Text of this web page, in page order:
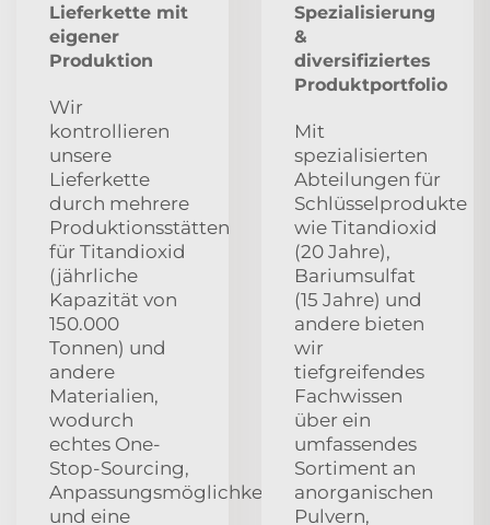
Lieferkette mit
eigener
Produktion
Wir
kontrollieren
unsere
Lieferkette
durch mehrere
Produktionsstätten
für Titandioxid
(jährliche
Kapazität von
150.000
Tonnen) und
andere
Materialien,
wodurch
echtes One-
Stop-Sourcing,
Anpassungsmöglichkeiten
und eine
Spezialisierung
&
diversifiziertes
Produktportfolio
Mit
spezialisierten
Abteilungen für
Schlüsselprodukte
wie Titandioxid
(20 Jahre),
Bariumsulfat
(15 Jahre) und
andere bieten
wir
tiefgreifendes
Fachwissen
über ein
umfassendes
Sortiment an
anorganischen
Pulvern,